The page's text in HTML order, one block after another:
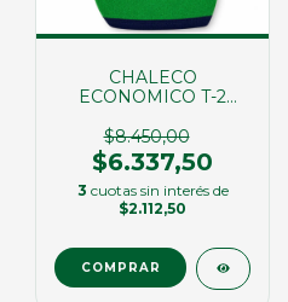
CHALECO
ECONOMICO T-2
$8.450,00
$6.337,50
3 cuotas sin interés de
$2.112,50
COMPRAR